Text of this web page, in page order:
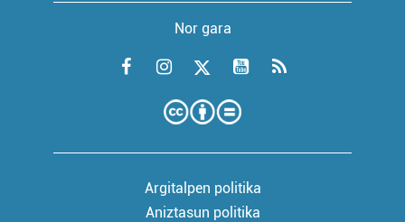
Nor gara
Argitalpen politika
Aniztasun politika